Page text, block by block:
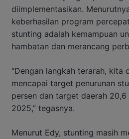
diimplementasikan.
keberhasilan program
stunting adalah kemampuan
hambatan dan merancang
“Dengan langkah terarah, kita
mencapai target penurunan
persen dan target daerah
2025,” tegasnya.
Menurut Edy, stunting masih